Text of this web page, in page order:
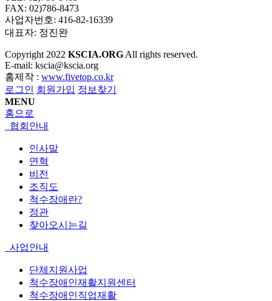
FAX: 02)786-8473
사업자번호: 416-82-16339
대표자: 정진완
Copyright 2022 KSCIA.ORG All rights reserved.
E-mail: kscia@kscia.org
홈제작 : www.fivetop.co.kr
로그인 회원가입 정보찾기
MENU
홈으로
협회안내
인사말
연혁
비전
조직도
척수장애란?
정관
찾아오시는길
사업안내
단체지원사업
척수장애인재활지원센터
척수장애인직업재활